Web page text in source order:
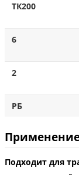
ТК200
6
2
РБ
Подходит для